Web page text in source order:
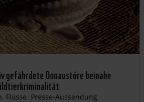
gefährdete Donaustöre beinahe
, Flüsse, Presse-Aussendung